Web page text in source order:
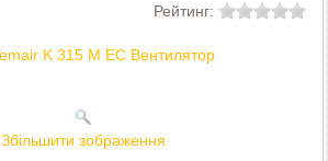
Рейтинг:
Збільшити зображення